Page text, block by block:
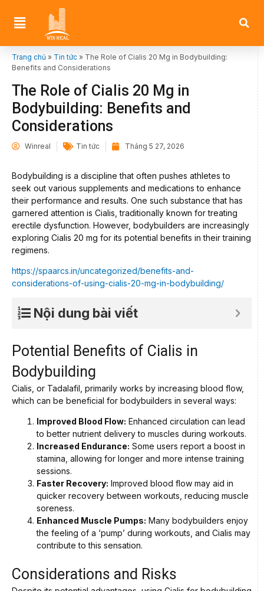
Trang chủ » Tin tức » The Role of Cialis 20 Mg in Bodybuilding:
Benefits and Considerations
The Role of Cialis 20 Mg in
Bodybuilding: Benefits and
Considerations
Winreal Tin tức Tháng 5 27, 2026
Bodybuilding is a discipline that often pushes athletes to
seek out various supplements and medications to enhance
their performance and results. One such substance that has
garnered attention is Cialis, traditionally known for treating
erectile dysfunction. However, bodybuilders are increasingly
exploring Cialis 20 mg for its potential benefits in their training
regimens.
https://spaarcs.in/uncategorized/benefits-and-
considerations-of-using-cialis-20-mg-in-bodybuilding/
Nội dung bài viết
Potential Benefits of Cialis in
Bodybuilding
Cialis, or Tadalafil, primarily works by increasing blood flow,
which can be beneficial for bodybuilders in several ways:
Improved Blood Flow: Enhanced circulation can lead
to better nutrient delivery to muscles during workouts.
Increased Endurance: Some users report a boost in
stamina, allowing for longer and more intense training
sessions.
Faster Recovery: Improved blood flow may aid in
quicker recovery between workouts, reducing muscle
soreness.
Enhanced Muscle Pumps: Many bodybuilders enjoy
the feeling of a ‘pump’ during workouts, and Cialis may
contribute to this sensation.
Considerations and Risks